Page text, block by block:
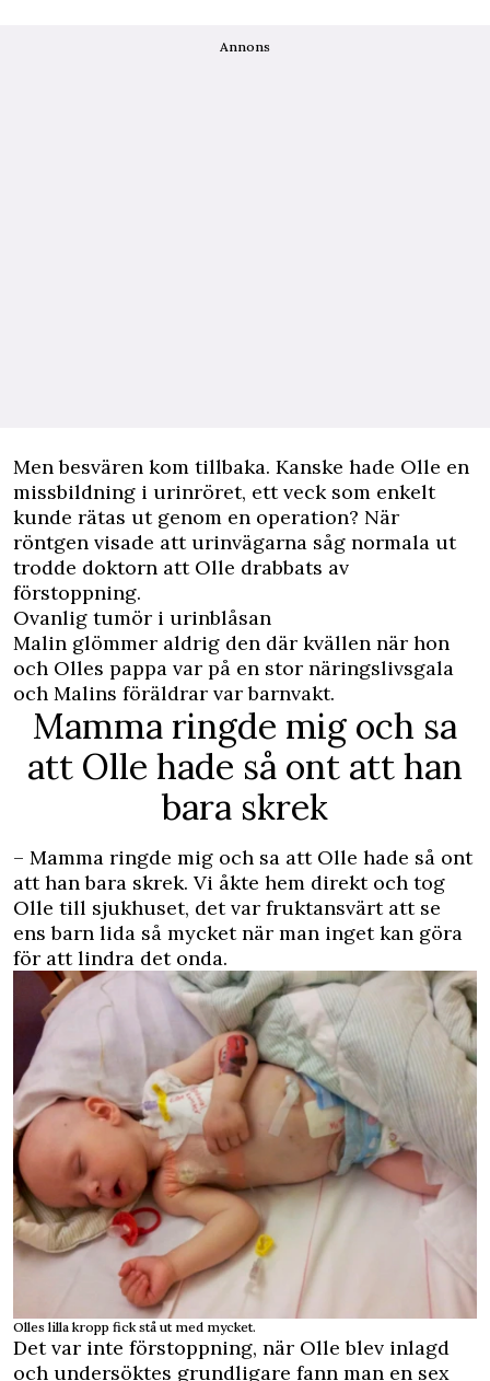
Annons
Men besvären kom tillbaka. Kanske hade Olle en
missbildning i urinröret, ett veck som enkelt
kunde rätas ut genom en operation? När
röntgen visade att urinvägarna såg normala ut
trodde doktorn att Olle drabbats av
förstoppning.
Ovanlig tumör i urinblåsan
Malin glömmer aldrig den där kvällen när hon
och Olles pappa var på en stor näringslivsgala
och Malins föräldrar var barnvakt.
Mamma ringde mig och sa
att Olle hade så ont att han
bara skrek
– Mamma ringde mig och sa att Olle hade så ont
att han bara skrek. Vi åkte hem direkt och tog
Olle till sjukhuset, det var fruktansvärt att se
ens barn lida så mycket när man inget kan göra
för att lindra det onda.
Olles lilla kropp fick stå ut med mycket.
Det var inte förstoppning, när Olle blev inlagd
och undersöktes grundligare fann man en sex